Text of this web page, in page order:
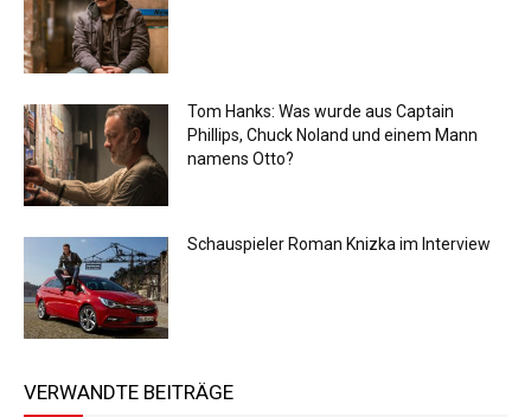
Tom Hanks: Was wurde aus Captain
Phillips, Chuck Noland und einem Mann
namens Otto?
Schauspieler Roman Knizka im Interview
VERWANDTE BEITRÄGE